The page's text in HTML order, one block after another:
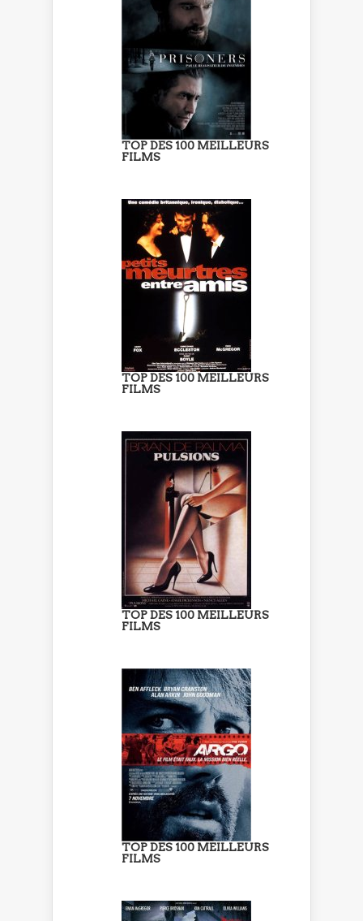
TOP DES 100 MEILLEURS
FILMS
TOP DES 100 MEILLEURS
FILMS
TOP DES 100 MEILLEURS
FILMS
TOP DES 100 MEILLEURS
FILMS